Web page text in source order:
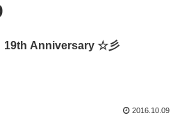
19th Anniversary ☆彡
2016.10.09